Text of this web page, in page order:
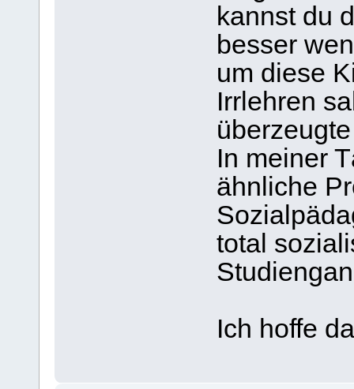
kannst du
besser
um diese
Irrlehren
In meiner
ähnliche
total
Ich hoffe